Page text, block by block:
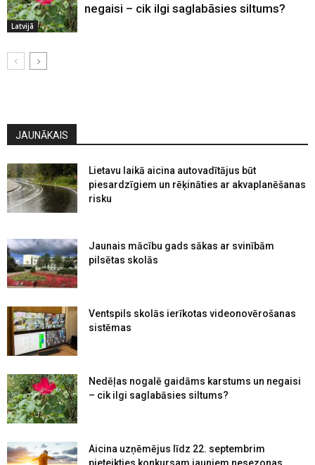
Latvijā
negaisi – cik ilgi saglabāsies siltums?
JAUNĀKAIS
Lietavu laikā aicina autovadītājus būt
piesardzīgiem un rēķināties ar akvaplanēšanas
risku
Jaunais mācību gads sākas ar svinībām
pilsētas skolās
Ventspils skolās ierīkotas videonovērošanas
sistēmas
Nedēļas nogalē gaidāms karstums un negaisi
– cik ilgi saglabāsies siltums?
Aicina uzņēmējus līdz 22. septembrim
pieteikties konkursam jauniem nesezonas